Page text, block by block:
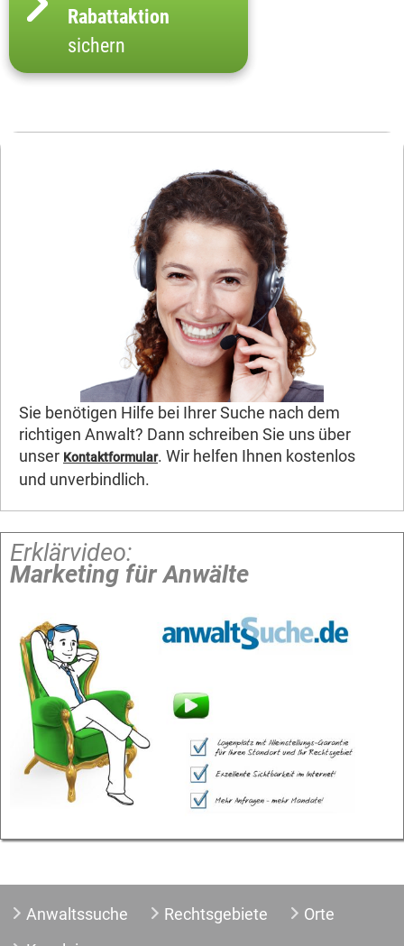
Rabattaktion
sichern
Sie benötigen Hilfe bei Ihrer Suche nach dem
richtigen Anwalt? Dann schreiben Sie uns über
unser Kontaktformular. Wir helfen Ihnen kostenlos
und unverbindlich.
Erklärvideo:
Marketing für Anwälte
Anwaltssuche Rechtsgebiete
Orte